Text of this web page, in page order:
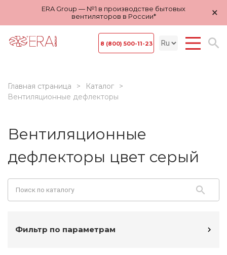
ERA Group — №1 в производстве бытовых
вентиляторов в России*
×
8 (800) 500-11-23
Главная страница
Каталог
Вентиляционные дефлекторы
Вентиляционные
дефлекторы цвет серый
Фильтр по параметрам